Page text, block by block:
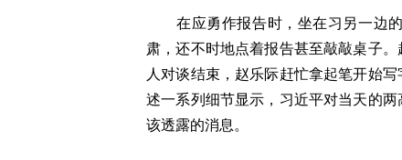
在应勇作报告时，坐在习另一边的
肃，还不时地点着报告甚至敲敲桌子
人对谈结束，赵乐际赶忙拿起笔开始
述一系列细节显示，习近平对当天的
该透露的消息。